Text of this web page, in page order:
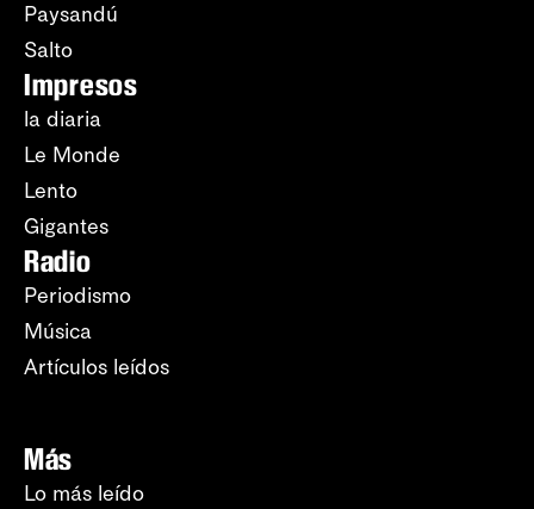
Paysandú
Salto
Impresos
la diaria
Le Monde
Lento
Gigantes
Radio
Periodismo
Música
Artículos leídos
Más
Lo más leído